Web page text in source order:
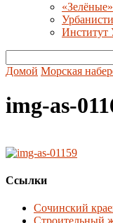
Институт
Домой Морская
img-as-
Ссылки
Сочинский